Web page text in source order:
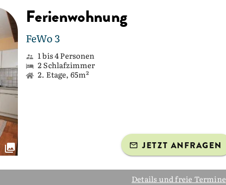
Ferienwohnung
FeWo 3
1 bis 4 Personen
2 Schlafzimmer
2. Etage, 65m²
JETZT ANFRAGEN
Details und freie Termine